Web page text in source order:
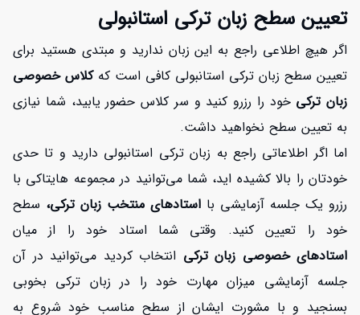
تعیین سطح زبان ترکی استانبولی
اگر هیچ اطلاعی راجع به این زبان ندارید و مبتدی هستید برای
تعیین سطح زبان ترکی استانبولی کافی است کهکلاس خصوصی
زبان ترکی خود را رزرو کنید و سر کلاس حضور یابید، شما نیازی
به تعیین سطح نخواهید داشت.
اما اگر اطلاعاتی راجع به زبان ترکی استانبولی دارید و تا حدی
خودتان را بالا کشیده اید، شما می‌توانید در مجموعه هایتاکی با
رزرو یک جلسه آزمایشی با استادهای منتخب زبان ترکی، سطح
خود را تعیین کنید. وقتی شما استاد خود را از میان
استادهای خصوصی زبان ترکی انتخاب کردید می‌توانید در آن
جلسه آزمایشی میزان مهارت خود را در زبان ترکی بخوبی
بسنجید و با مشورت ایشان از سطح مناسب خود شروع به